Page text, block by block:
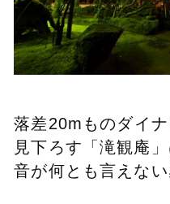
落差20mものダイ
見下ろす「滝観庵」
音が何とも言えない